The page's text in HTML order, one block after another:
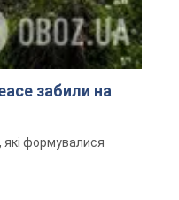
забили на
які формувалися